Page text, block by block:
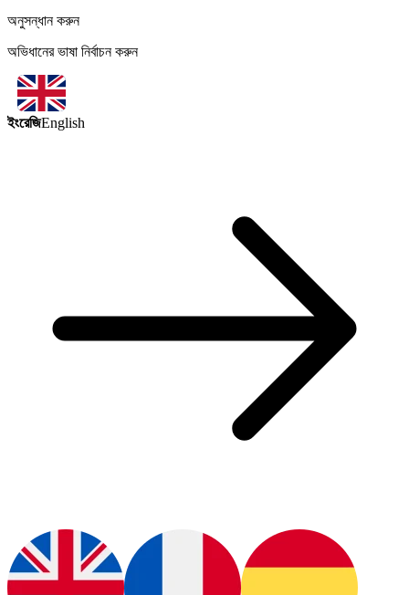
অনুসন্ধান করুন
অভিধানের ভাষা নির্বাচন করুন
ইংরেজিEnglish